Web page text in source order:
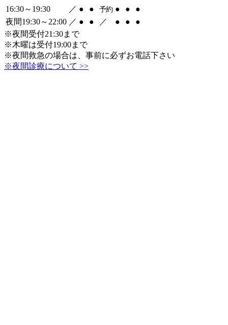
16:30～19:30
／ ● ● 予約 ● ●
●
夜間19:30～22:00 ／ ● ● ／ ● ●
●
※夜間受付21:30まで
※木曜は受付19:00まで
※夜間救急の場合は、事前に必ずお電話下さい
※夜間診療について >>